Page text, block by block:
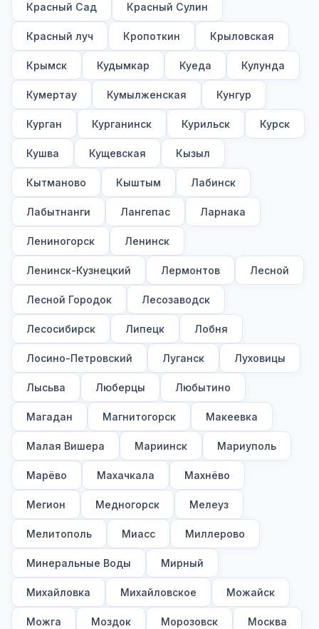
Красный Сад Красный Сулин
Красный луч Кропоткин Крыловская
Крымск Кудымкар Куеда Кулунда
Кумертау Кумылженская Кунгур
Курган Курганинск Курильск Курск
Кушва Кущевская Кызыл
Кытманово Кыштым Лабинск
Лабытнанги Лангепас Ларнака
Лениногорск Ленинск
Ленинск-Кузнецкий Лермонтов Лесной
Лесной Городок Лесозаводск
Лесосибирск Липецк Лобня
Лосино-Петровский Луганск Луховицы
Лысьва Люберцы Любытино
Магадан Магнитогорск Макеевка
Малая Вишера Мариинск Мариуполь
Марёво Махачкала Махнёво
Мегион Медногорск Мелеуз
Мелитополь Миасс Миллерово
Минеральные Воды Мирный
Михайловка Михайловское Можайск
Можга Моздок Морозовск Москва